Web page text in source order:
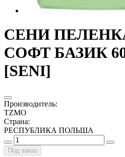
СЕНИ
СОФТ БАЗИК
[SENI]
Производитель:
TZMO
Страна:
РЕСПУБЛИКА ПОЛЬША
Под заказ